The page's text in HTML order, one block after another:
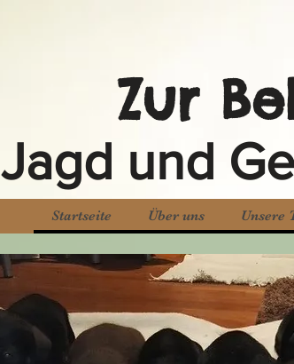
Zur
Jagd und
Startseite Über uns Unsere